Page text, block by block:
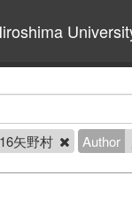
矢野村 Author